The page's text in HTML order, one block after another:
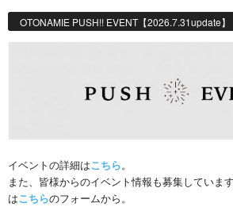
OTONAMIE PUSH!! EVENT【2026.7.31update】
イベントの詳細はこちら。
また、皆様からのイベント情報も募集していま
はこちらのフォームから。